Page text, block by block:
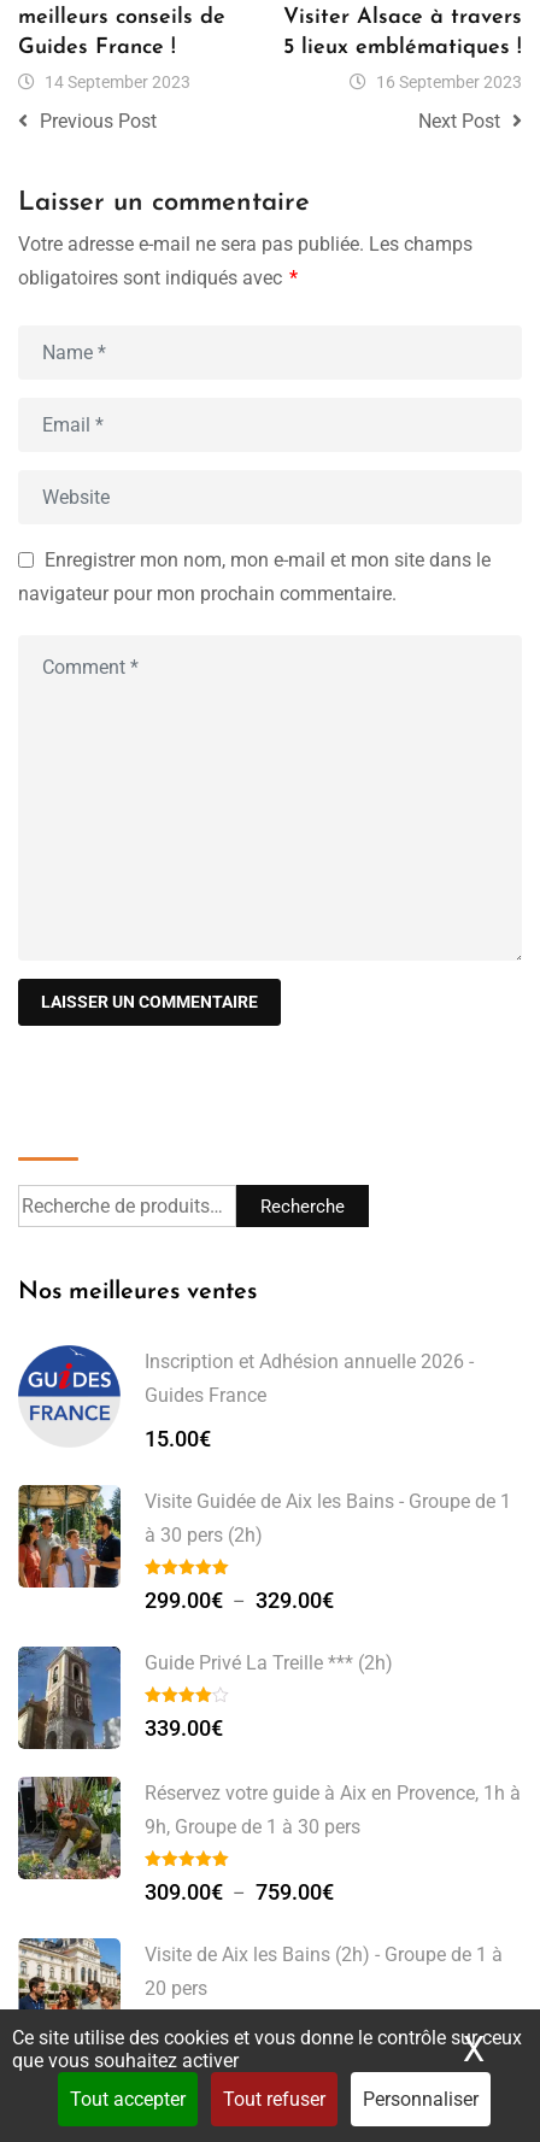
Ce site utilise des cookies et vous donne le contrôle sur ceux
que vous souhaitez activer
Tout accepter
Tout refuser Personnaliser
X
meilleurs conseils de
Guides France !
14 September 2023
Previous Post
Visiter Alsace à travers
5 lieux emblématiques !
16 September 2023
Next Post
Laisser un commentaire
Votre adresse e-mail ne sera pas publiée. Les champs
obligatoires sont indiqués avec *
Enregistrer mon nom, mon e-mail et mon site dans le
navigateur pour mon prochain commentaire.
Recherche
Nos meilleures ventes
Inscription et Adhésion annuelle 2026 -
Guides France
15.00€
Visite Guidée de Aix les Bains - Groupe de 1
à 30 pers (2h)
299.00€ – 329.00€
Guide Privé La Treille *** (2h)
339.00€
Réservez votre guide à Aix en Provence, 1h à
9h, Groupe de 1 à 30 pers
309.00€ – 759.00€
Visite de Aix les Bains (2h) - Groupe de 1 à
20 pers
309.00€ –